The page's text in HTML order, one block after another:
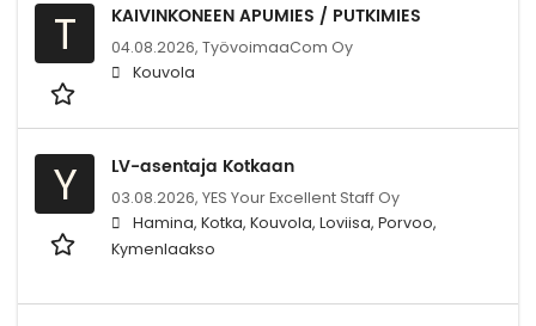
T KAIVINKONEEN APUMIES / PUTKIMIES
04.08.2026, TyövoimaaCom Oy
Kouvola
Y LV-asentaja Kotkaan
03.08.2026, YES Your Excellent Staff Oy
Hamina, Kotka, Kouvola, Loviisa, Porvoo,
Kymenlaakso